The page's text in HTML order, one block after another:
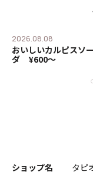
2026.08.08
おいしいカルピスソー
ダ ¥600〜
ショップ名 タピ